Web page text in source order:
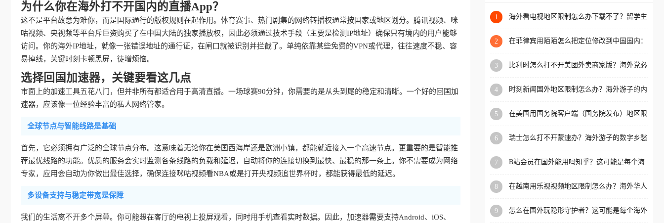
为什么你在海外打不开国内的直播App？
这不是平台故意为难你，而是国际通行的版权规则在起作用。体育赛事、热门剧集的网络转播权通常按国家或地区划分。腾讯视频、咪
咕视频、央视频等平台斥巨资购买了在中国大陆的独家播放权，因此必须通过技术手段（主要是检测IP地址）确保只有境内的用户能够
访问。你的海外IP地址，就像一张错误地址的通行证，在闸口就被识别并拦截了。单纯依靠某些免费的VPN或代理，往往速度不稳、容
易掉线，关键时刻卡顿黑屏，徒增烦恼。
选择回国加速器，关键要看这几点
市面上的加速工具五花八门，但并非所有都适合用于高清直播。一场球赛90分钟，你需要的是从头到尾的稳定和清晰。一个好的回国加
速器，应该像一位经验丰富的私人网络管家。
全球节点与智能线路是基础
首先，它必须拥有广泛的全球节点分布。这意味着无论你在美国西海岸还是欧洲小镇，都能就近接入一个高速节点。更重要的是智能推
荐最优线路的功能。优质的服务会实时监测各条线路的负载和延迟，自动将你的连接切换到最快、最稳的那一条上。你不需要成为网络
专家，应用会自动为你做出最佳选择，确保连接咪咕视频看NBA或是打开央视频追世界杯时，都能获得最低的延迟。
多设备支持与稳定带宽是保障
我们的生活离不开多个屏幕。你可能想在客厅的电视上投屏观看，同时用手机查看实时数据。因此，加速器需要支持Android、iOS、
区工作、留学、定居等，都
权限制所困扰。
回国加速器，即可解决「海
版权限制」的问题，无论人
国、加拿大、澳大利亚、欧
学、定居等，都可以使用，
扰。
1
海外看电视地区限制怎么办下载不了？留学生
2
在菲律宾用陌陌怎么把定位修改到中国国内：
3
比利时怎么打不开美团外卖商家版？海外党必
4
时刻新闻国外地区限制怎么办？海外游子的内
5
在美国用国务院客户端（国务院发布）地区限
6
瑞士怎么打不开蒙速办？海外游子的数字乡愁
7
B站会员在国外能用吗知乎？这可能是每个海
8
在越南用乐视视频地区限制怎么办？海外华人
9
怎么在国外玩隐形守护者？这可能是每个海外